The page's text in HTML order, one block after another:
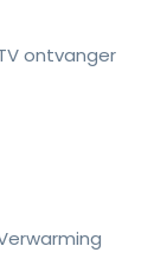
ontvanger